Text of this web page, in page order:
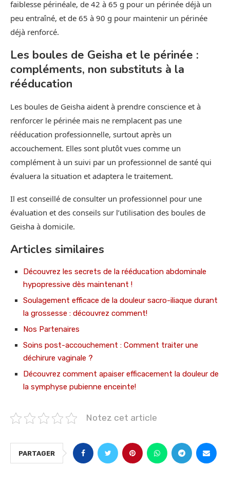
faiblesse périnéale, de 42 à 65 g pour un périnée déjà un
peu entraîné, et de 65 à 90 g pour maintenir un périnée
déjà renforcé.
Les boules de Geisha et le périnée :
compléments, non substituts à la
rééducation
Les boules de Geisha aident à prendre conscience et à
renforcer le périnée mais ne remplacent pas une
rééducation professionnelle, surtout après un
accouchement. Elles sont plutôt vues comme un
complément à un suivi par un professionnel de santé qui
évaluera la situation et adaptera le traitement.
Il est conseillé de consulter un professionnel pour une
évaluation et des conseils sur l’utilisation des boules de
Geisha à domicile.
Articles similaires
Découvrez les secrets de la rééducation abdominale
hypopressive dès maintenant !
Soulagement efficace de la douleur sacro-iliaque durant
la grossesse : découvrez comment!
Nos Partenaires
Soins post-accouchement : Comment traiter une
déchirure vaginale ?
Découvrez comment apaiser efficacement la douleur de
la symphyse pubienne enceinte!
Notez cet article
PARTAGER